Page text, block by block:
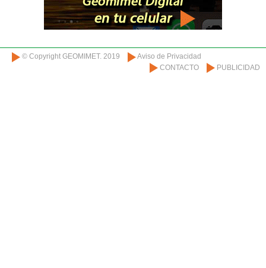
© Copyright GEOMIMET. 2019
Aviso de Privacidad
CONTACTO
PUBLICIDAD